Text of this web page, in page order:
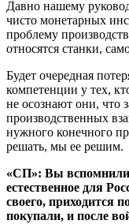
Давно нашему
чисто монетарных
проблему
относятся станки,
Будет очередная
компетенции у тех,
не осознают они, что
производственных
нужного конечного
решать, мы ее решим.
«СП»: Вы вспомнили
естественное для
своего, приходится
покупали, и после